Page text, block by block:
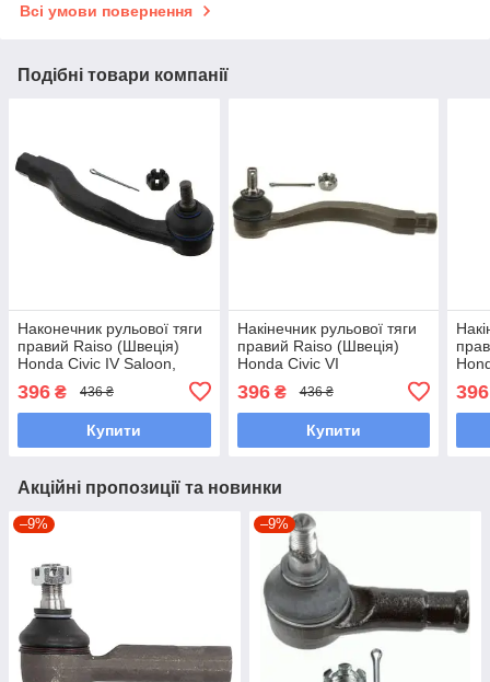
Всі умови повернення
Подібні товари компанії
Наконечник рульової тяги
правий Raiso (Швеція)
Honda Civic IV Saloon,
535433H UAYPHIK7
396 ₴ 436 ₴
Купити
Накінечник рульової тяги
правий Raiso (Швеція)
Honda Civic VI
Седан #RL-535413H
UAZTMZM7
396₴ 436 ₴
Купити
396
Акційні пропозиції та новинки
–9% –9%